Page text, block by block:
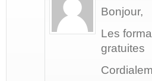
Bonjour,
Les
gratuites